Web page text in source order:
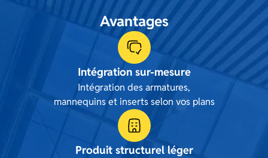
Avantages
Intégration sur-mesure
Intégration des armatures,
mannequins et inserts selon vos plans
Produit structurel léger